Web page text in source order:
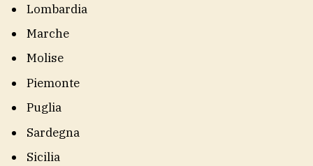
Lombardia
Marche
Molise
Piemonte
Puglia
Sardegna
Sicilia